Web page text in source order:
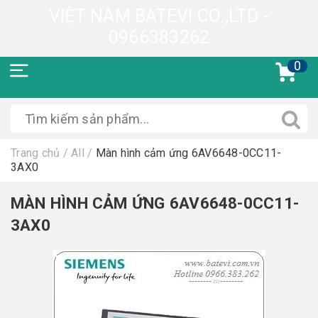
0
Trang chủ / All / Màn hình cảm ứng 6AV6648-0CC11-
3AX0
MÀN HÌNH CẢM ỨNG 6AV6648-0CC11-
3AX0